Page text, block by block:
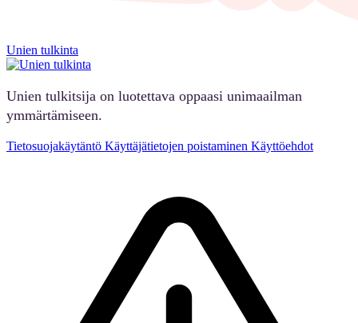
Unien tulkinta
Unien tulkitsija on luotettava oppaasi unimaailman
ymmärtämiseen.
Tietosuojakäytäntö Käyttäjätietojen poistaminen Käyttöehdot